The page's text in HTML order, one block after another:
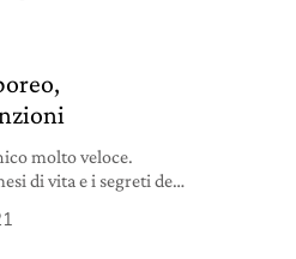
molto veloce.
di vita e i segreti del